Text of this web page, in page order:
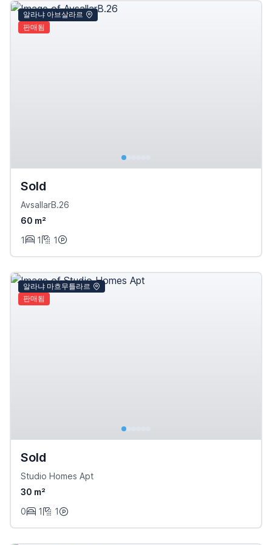
알라냐 아브살라르
판매됨
Sold
AvsallarB.26
60 m²
1
1 1
알라냐 마흐무틀라르
판매됨
Sold
Studio Homes Apt
30 m²
0
1 1